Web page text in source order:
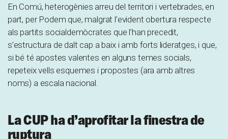
En Comú, heterogènies arreu del territori i vertebrades, en
part, per Podem que, malgrat l’evident obertura respecte
als partits socialdemòcrates que l’han precedit,
s’estructura de dalt cap a baix i amb forts lideratges, i que,
si bé té apostes valentes en alguns temes socials,
repeteix vells esquemes i propostes (ara amb altres
noms) a escala nacional.
La CUP ha d’aprofitar la finestra de
ruptura